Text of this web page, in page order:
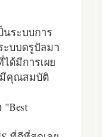
นระบบการ
ะบบดรูปัลมา
ด้มีการเผย
มีคุณสมบัติ
"Best